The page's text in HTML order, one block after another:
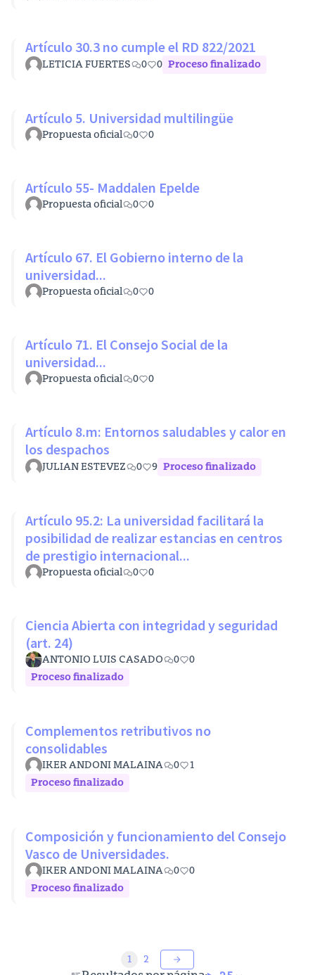
Artículo 30.3 no cumple el RD 822/2021
LETICIA FUERTES 0 0 Proceso finalizado
Artículo 5. Universidad multilingüe
Propuesta oficial 0 0
Artículo 55- Maddalen Epelde
Propuesta oficial 0 0
Artículo 67. El Gobierno interno de la
universidad...
Propuesta oficial 0 0
Artículo 71. El Consejo Social de la
universidad...
Propuesta oficial 0 0
Artículo 8.m: Entornos saludables y calor en
los despachos
JULIAN ESTEVEZ 0 9 Proceso finalizado
Artículo 95.2: La universidad facilitará la
posibilidad de realizar estancias en centros
de prestigio internacional...
Propuesta oficial 0 0
Ciencia Abierta con integridad y seguridad
(art. 24)
ANTONIO LUIS CASADO 0
0
Proceso finalizado
Complementos retributivos no
consolidables
IKER ANDONI MALAINA 0
1
Proceso finalizado
Composición y funcionamiento del Consejo
Vasco de Universidades.
IKER ANDONI MALAINA 0
0
Proceso finalizado
1 2